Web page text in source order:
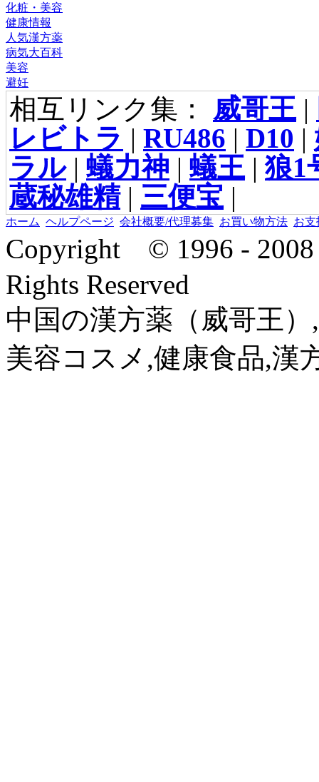
化粧・美容
健康情報
人気漢方薬
病気大百科
美容
避妊
相互リンク集： 威哥王|
レビトラ | RU486 | D10 |
ラル| 蟻力神 | 蟻王|狼1
蔵秘雄精| 三便宝 |
ホーム ヘルプページ 会社概要/代理募集 お買い物方法 お支
Copyright © 1996 -
Rights Reserved
中国の漢方薬（威哥王
美容コスメ,健康食品,漢